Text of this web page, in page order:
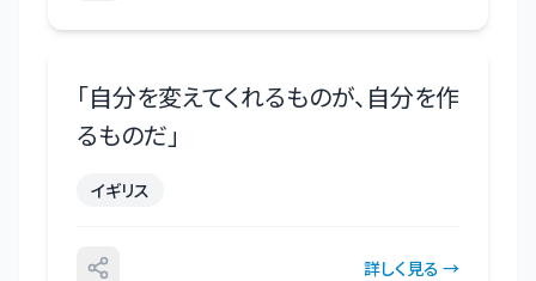
「自分を変えてくれるものが、自分を作
るものだ 」
イギリス
詳しく見る →